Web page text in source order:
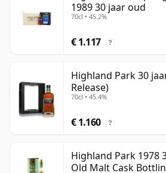
1989 30 jaar oud
70cl • 45.2%
€ 1.117 ?
Highland Park 30
Release)
70cl • 45.4%
€ 1.160 ?
Highland Park 1978
Old Malt Cask